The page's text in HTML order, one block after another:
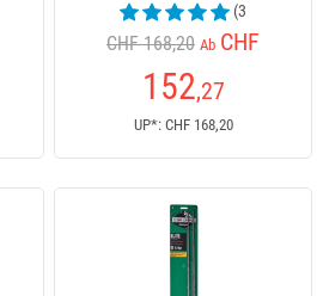
(3
Kundenrezensionen)
CHF 168,20 Ab CHF
152,27
UP*: CHF 168,20